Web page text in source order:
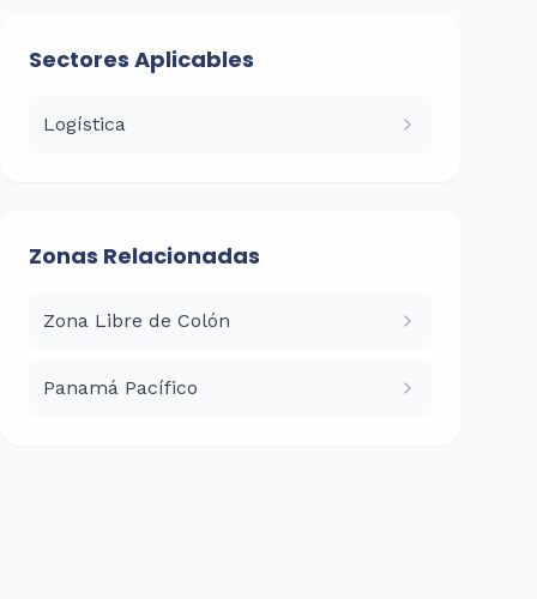
Sectores Aplicables
Logística
Zonas Relacionadas
Zona Libre de Colón
Panamá Pacífico